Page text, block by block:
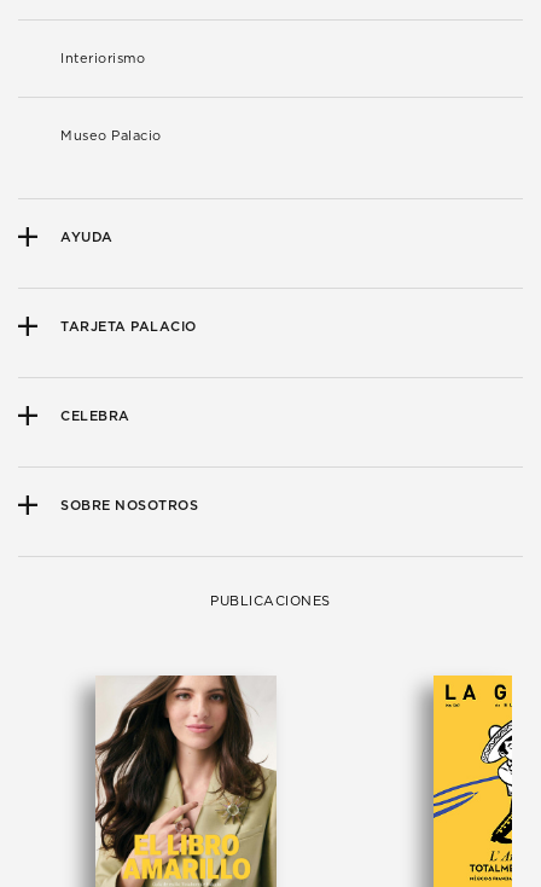
Interiorismo
Museo Palacio
AYUDA
TARJETA PALACIO
CELEBRA
SOBRE NOSOTROS
PUBLICACIONES